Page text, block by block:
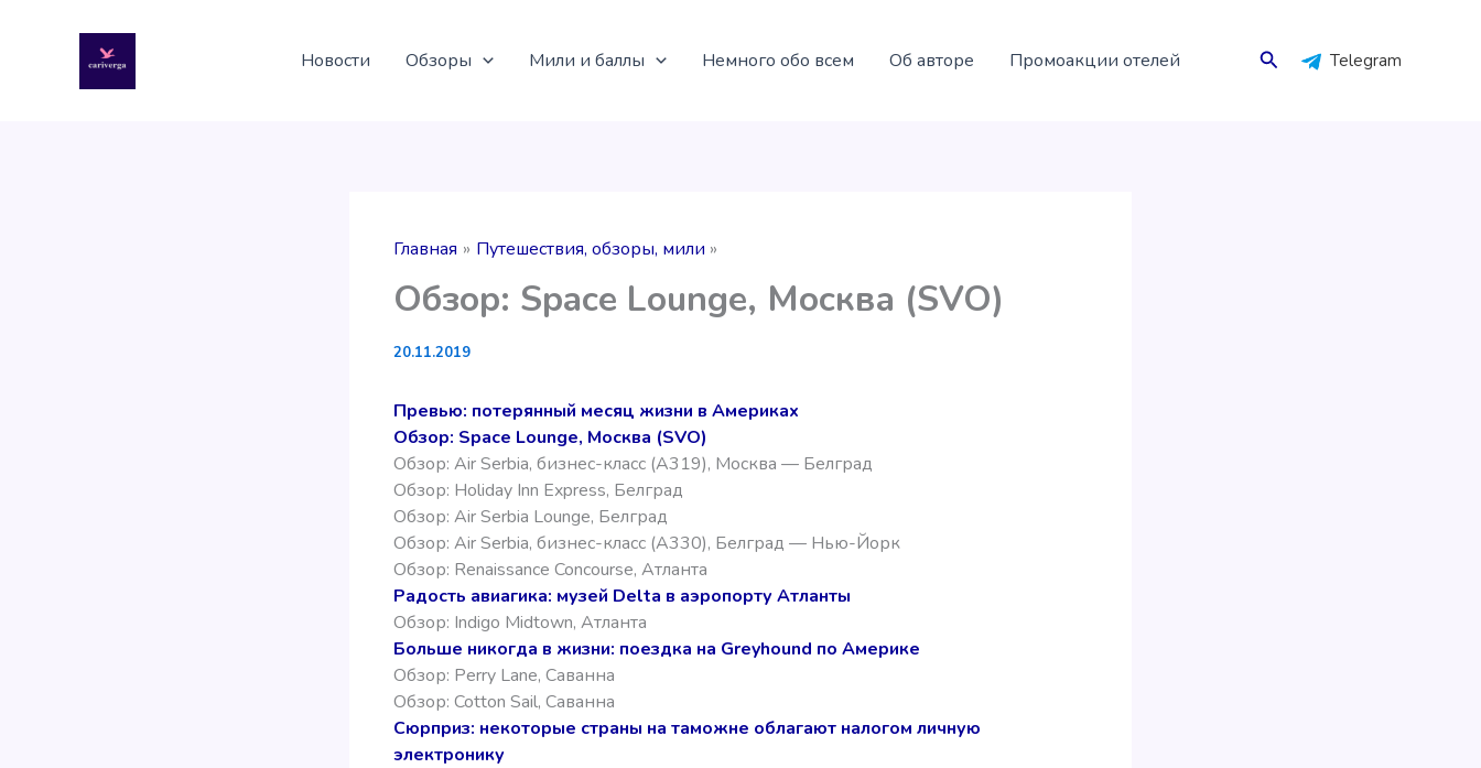
содержимому
Новости Обзоры Мили и баллы Немного обо всем Об авторе Промоакции отелей Поиск Telegram
Главная Путешествия, обзоры, мили
Обзор: Space Lounge, Москва (SVO)
20.11.2019
Превью: потерянный месяц жизни в Америках
Обзор: Space Lounge, Москва (SVO)
Обзор: Air Serbia, бизнес-класс (А319), Москва — Белград
Обзор: Holiday Inn Express, Белград
Обзор: Air Serbia Lounge, Белград
Обзор: Air Serbia, бизнес-класс (А330), Белград — Нью-Йорк
Обзор: Renaissance Concourse, Атланта
Радость авиагика: музей Delta в аэропорту Атланты
Обзор: Indigo Midtown, Атланта
Больше никогда в жизни: поездка на Greyhound по Америке
Обзор: Perry Lane, Саванна
Обзор: Cotton Sail, Саванна
Сюрприз: некоторые страны на таможне облагают налогом личную
электронику